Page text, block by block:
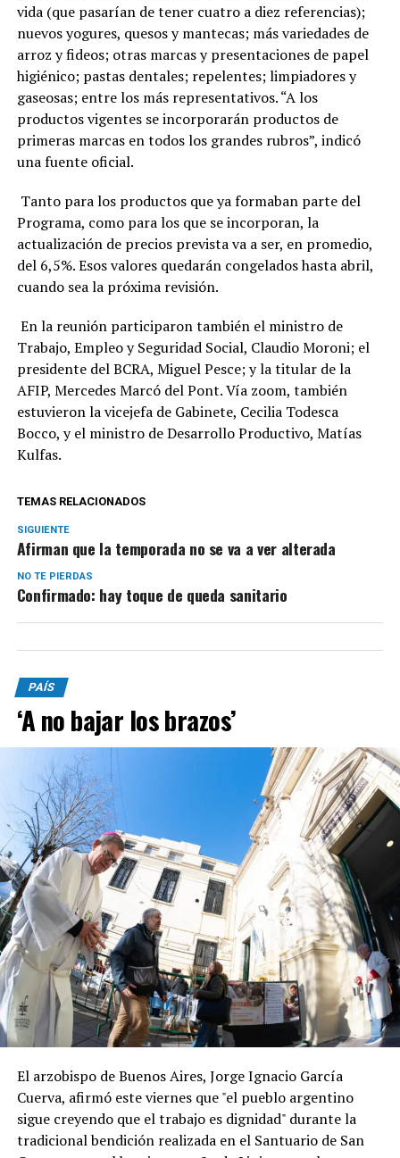
vida (que pasarían de tener cuatro a diez referencias);
nuevos yogures, quesos y mantecas; más variedades de
arroz y fideos; otras marcas y presentaciones de papel
higiénico; pastas dentales; repelentes; limpiadores y
gaseosas; entre los más representativos. “A los
productos vigentes se incorporarán productos de
primeras marcas en todos los grandes rubros”, indicó
una fuente oficial.
Tanto para los productos que ya formaban parte del
Programa, como para los que se incorporan, la
actualización de precios prevista va a ser, en promedio,
del 6,5%. Esos valores quedarán congelados hasta abril,
cuando sea la próxima revisión.
En la reunión participaron también el ministro de
Trabajo, Empleo y Seguridad Social, Claudio Moroni; el
presidente del BCRA, Miguel Pesce; y la titular de la
AFIP, Mercedes Marcó del Pont. Vía zoom, también
estuvieron la vicejefa de Gabinete, Cecilia Todesca
Bocco, y el ministro de Desarrollo Productivo, Matías
Kulfas.
TEMAS RELACIONADOS
SIGUIENTE
Afirman que la temporada no se va a ver alterada
NO TE PIERDAS
Confirmado: hay toque de queda sanitario
PAÍS
‘A no bajar los brazos’
El arzobispo de Buenos Aires, Jorge Ignacio García
Cuerva, afirmó este viernes que "el pueblo argentino
sigue creyendo que el trabajo es dignidad" durante la
tradicional bendición realizada en el Santuario de San